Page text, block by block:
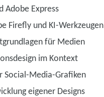
Adobe Express
Firefly und KI-Werkzeugen
für Medien
im Kontext
Social-Media-Grafiken
eigener Designs